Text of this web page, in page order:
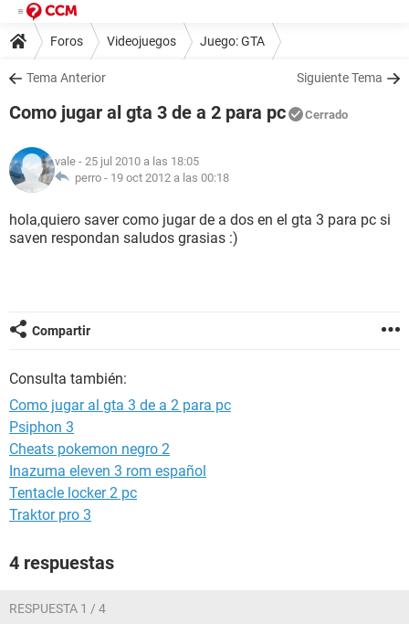
Foros Videojuegos Juego: GTA
Tema Anterior Siguiente Tema
Como jugar al gta 3 de a 2 para pc Cerrado
vale - 25 jul 2010 a las 18:05
perro - 19 oct 2012 a las 00:18
hola,quiero saver como jugar de a dos en el gta 3 para pc si
saven respondan saludos grasias :)
Compartir
Consulta también:
Como jugar al gta 3 de a 2 para pc
Psiphon 3
Cheats pokemon negro 2
Inazuma eleven 3 rom español
Tentacle locker 2 pc
Traktor pro 3
4 respuestas
RESPUESTA 1 / 4